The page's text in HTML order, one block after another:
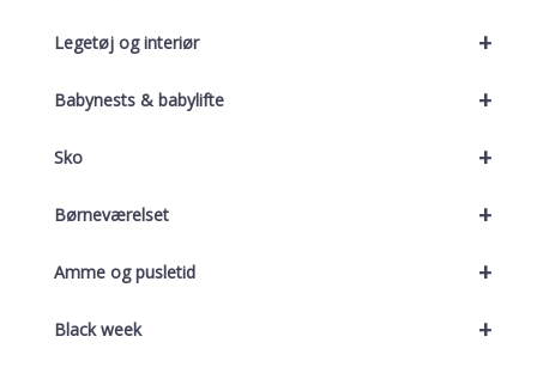
+
Legetøj og interiør
+
Babynests & babylifte
+
Sko
+
Børneværelset
+
Amme og pusletid
+
Black week